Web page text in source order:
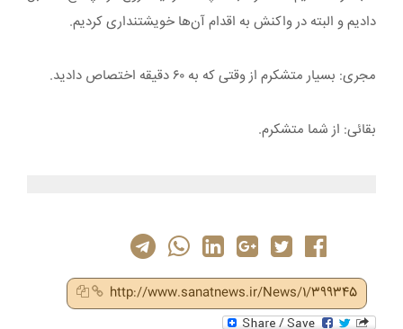
دادیم و البته در واکنش به اقدام آن‌ها خویشتنداری کردیم.
مجری: بسیار متشکرم از وقتی که به ۶۰ دقیقه اختصاص دادید.
بقائی: از شما متشکرم.
http://www.sanatnews.ir/News/1/399345